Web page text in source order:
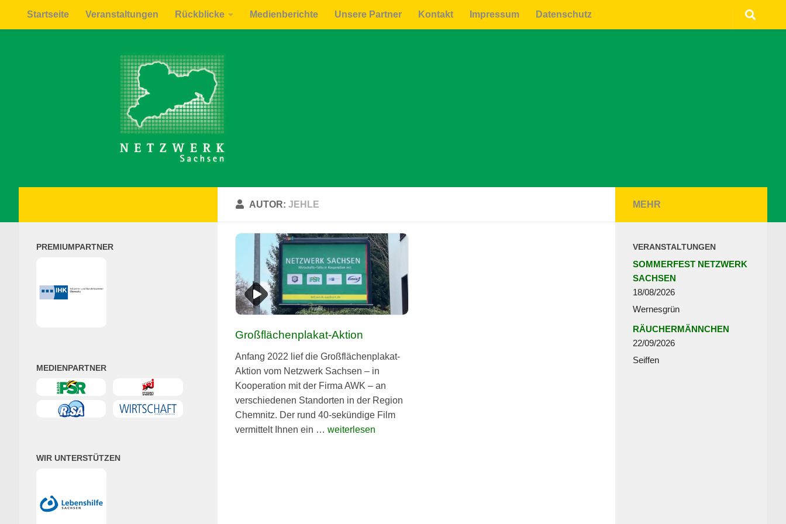
Zum Inhalt springen
Startseite Veranstaltungen Rückblicke Medienberichte Unsere Partner Kontakt Impressum Datenschutz
AUTOR: JEHLE
Großflächenplakat-Aktion
Anfang 2022 lief die Großflächen­plakat-
Aktion vom Net­zw­erk Sach­sen – in
Koop­er­a­tion mit der Fir­ma AWK – an
ver­schiede­nen Stan­dorten in der Region
Chem­nitz. Der rund 40-sekündi­ge Film
ver­mit­telt Ihnen ein … weiterlesen
PREMIUMPARTNER
MEDIENPARTNER
WIR UNTERSTÜTZEN
MEHR
VERANSTALTUNGEN
SOMMERFEST NETZWERK
SACHSEN
18/08/2026
Wernesgrün
RÄUCHERMÄNNCHEN
22/09/2026
Seiffen